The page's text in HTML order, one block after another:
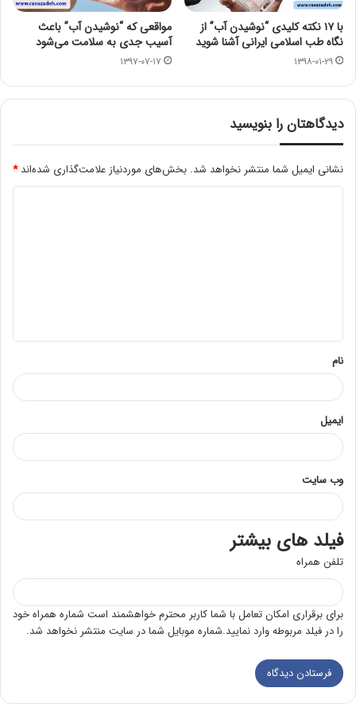
با ۱۷ نکته کلیدی “نوشیدن آب” از
نگاه طب اسلامی ایرانی آشنا شوید
۱۳۹۸-۰۱-۲۹
مواقعی که “نوشیدن آب” باعث
آسیب جدی به سلامت می‌‌شود
۱۳۹۷-۰۷-۱۷
دیدگاهتان را بنویسید
نشانی ایمیل شما منتشر نخواهد شد. بخش‌های موردنیاز علامت‌گذاری شده‌اند*
*
نام
ایمیل
وب‌ سایت
فیلد های بیشتر
تلفن همراه
برای برقراری امکان تعامل با شما کاربر محترم خواهشمند است شماره همراه خود
را در فیلد مربوطه وارد نمایید.شماره موبایل شما در سایت منتشر نخواهد شد.